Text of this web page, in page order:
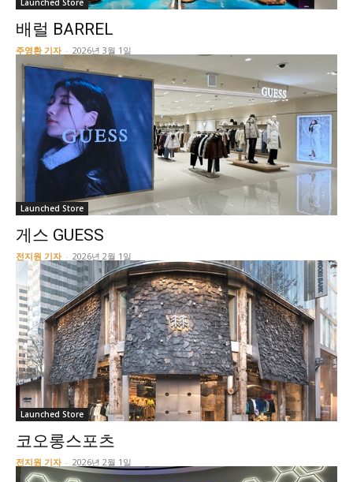
Launched Store
배럴 BARREL
주영환 기자 - 2026년 3월 1일
Launched Store
게스 GUESS
전지원 기자 - 2026년 2월 1일
Launched Store
코오롱스포츠
전지원 기자 - 2026년 2월 1일